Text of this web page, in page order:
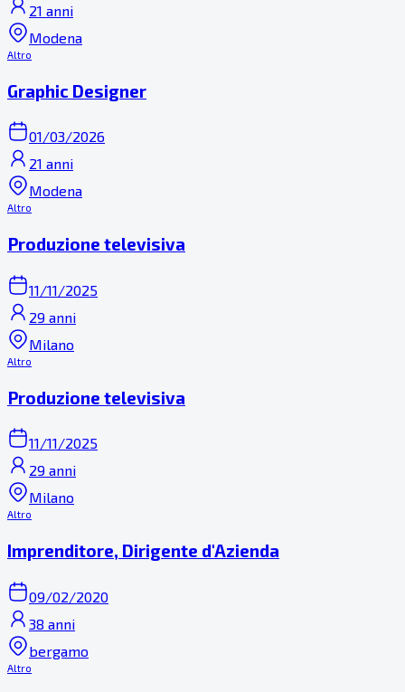
21 anni
Modena
Altro
Graphic Designer
01/03/2026
21 anni
Modena
Altro
Produzione televisiva
11/11/2025
29 anni
Milano
Altro
Produzione televisiva
11/11/2025
29 anni
Milano
Altro
Imprenditore, Dirigente d'Azienda
09/02/2020
38 anni
bergamo
Altro